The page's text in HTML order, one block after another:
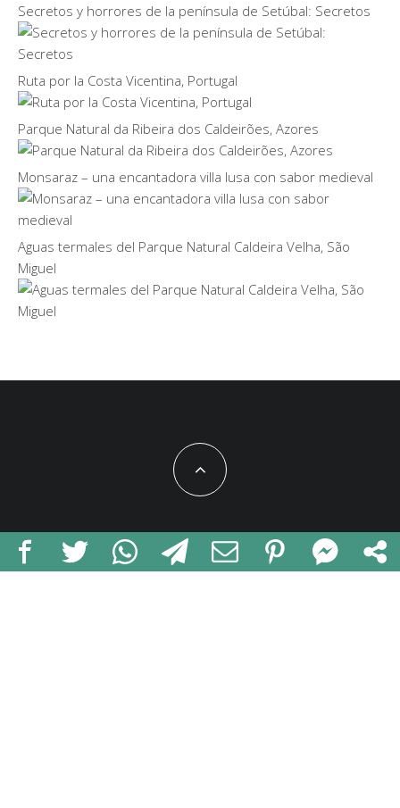
Secretos y horrores de la península de Setúbal: Secretos
Ruta por la Costa Vicentina, Portugal
Parque Natural da Ribeira dos Caldeirões, Azores
Monsaraz – una encantadora villa lusa con sabor medieval
Aguas termales del Parque Natural Caldeira Velha, São
Miguel